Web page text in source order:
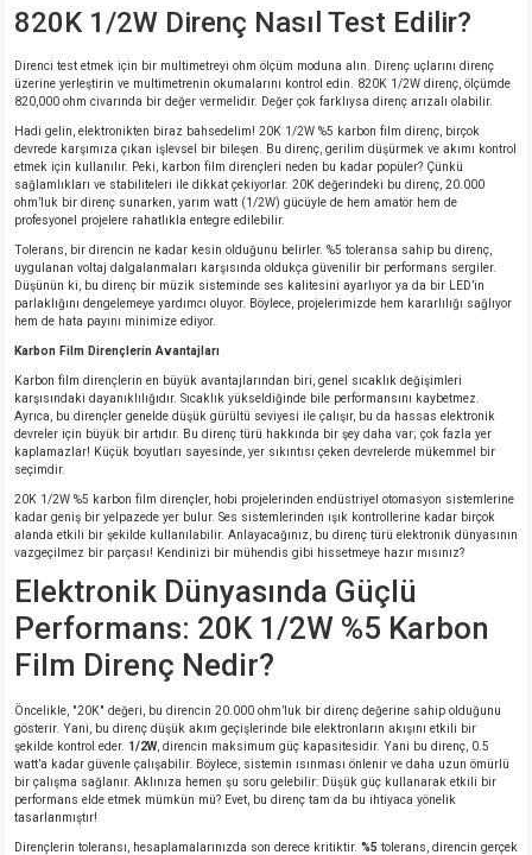
820K 1/2W Direnç Nasıl Test Edilir?
Direnci test etmek için bir multimetreyi ohm ölçüm moduna alın. Direnç uçlarını direnç
üzerine yerleştirin ve multimetrenin okumalarını kontrol edin. 820K 1/2W direnç, ölçümde
820,000 ohm civarında bir değer vermelidir. Değer çok farklıysa direnç arızalı olabilir.
Hadi gelin, elektronikten biraz bahsedelim! 20K 1/2W %5 karbon film direnç, birçok
devrede karşımıza çıkan işlevsel bir bileşen. Bu direnç, gerilim düşürmek ve akımı kontrol
etmek için kullanılır. Peki, karbon film dirençleri neden bu kadar popüler? Çünkü
sağlamlıkları ve stabiliteleri ile dikkat çekiyorlar. 20K değerindeki bu direnç, 20.000
ohm’luk bir direnç sunarken, yarım watt (1/2W) gücüyle de hem amatör hem de
profesyonel projelere rahatlıkla entegre edilebilir.
Tolerans, bir direncin ne kadar kesin olduğunu belirler. %5 toleransa sahip bu direnç,
uygulanan voltaj dalgalanmaları karşısında oldukça güvenilir bir performans sergiler.
Düşünün ki, bu direnç bir müzik sisteminde ses kalitesini ayarlıyor ya da bir LED’in
parlaklığını dengelemeye yardımcı oluyor. Böylece, projelerimizde hem kararlılığı sağlıyor
hem de hata payını minimize ediyor.
Karbon Film Dirençlerin Avantajları
Karbon film dirençlerin en büyük avantajlarından biri, genel sıcaklık değişimleri
karşısındaki dayanıklılığıdır. Sıcaklık yükseldiğinde bile performansını kaybetmez.
Ayrıca, bu dirençler genelde düşük gürültü seviyesi ile çalışır, bu da hassas elektronik
devreler için büyük bir artıdır. Bu direnç türü hakkında bir şey daha var; çok fazla yer
kaplamazlar! Küçük boyutları sayesinde, yer sıkıntısı çeken devrelerde mükemmel bir
seçimdir.
20K 1/2W %5 karbon film dirençler, hobi projelerinden endüstriyel otomasyon sistemlerine
kadar geniş bir yelpazede yer bulur. Ses sistemlerinden ışık kontrollerine kadar birçok
alanda etkili bir şekilde kullanılabilir. Anlayacağınız, bu direnç türü elektronik dünyasının
vazgeçilmez bir parçası! Kendinizi bir mühendis gibi hissetmeye hazır mısınız?
Elektronik Dünyasında Güçlü
Performans: 20K 1/2W %5 Karbon
Film Direnç Nedir?
Öncelikle, "20K" değeri, bu direncin 20.000 ohm’luk bir direnç değerine sahip olduğunu
gösterir. Yani, bu direnç düşük akım geçişlerinde bile elektronların akışını etkili bir
şekilde kontrol eder. 1/2W, direncin maksimum güç kapasitesidir. Yani bu direnç, 0.5
watt’a kadar güvenle çalışabilir. Böylece, sistemin ısınması önlenir ve daha uzun ömürlü
bir çalışma sağlanır. Aklınıza hemen şu soru gelebilir: Düşük güç kullanarak etkili bir
performans elde etmek mümkün mü? Evet, bu direnç tam da bu ihtiyaca yönelik
tasarlanmıştır!
Dirençlerin toleransı, hesaplamalarınızda son derece kritiktir. %5 tolerans, direncin gerçek